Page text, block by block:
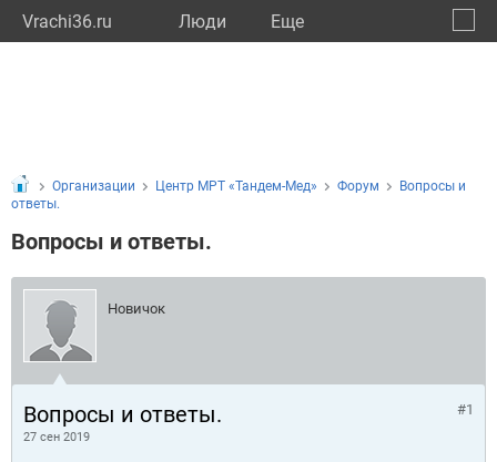
Vrachi36.ru Люди Eще
Организации Центр МРТ «Тандем-Мед» Форум
Вопросы и
ответы.
Вопросы и ответы.
Новичок
Вопросы и ответы.
27 сен 2019
#1